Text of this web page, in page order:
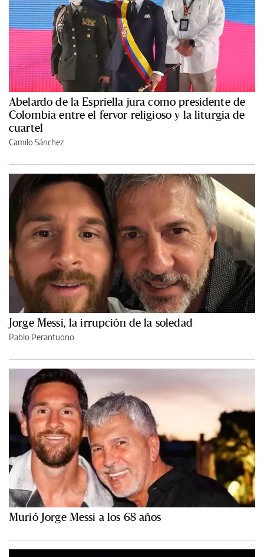
Abelardo de la Espriella jura como presidente de
Colombia entre el fervor religioso y la liturgia de
cuartel
Camilo Sánchez
Jorge Messi, la irrupción de la soledad
Pablo Perantuono
Murió Jorge Messi a los 68 años